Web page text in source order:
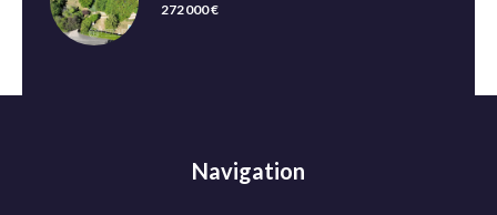
272 000 €
Navigation